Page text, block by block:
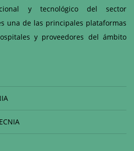
y tecnológico del sector
una de las principales plataformas
y proveedores del ámbito